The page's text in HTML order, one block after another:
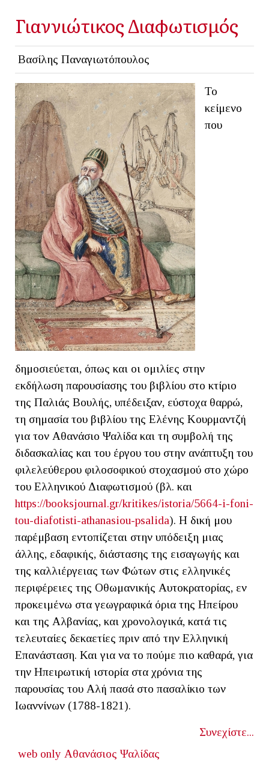
Γιαννιώτικος Διαφωτισμός
Βασίλης Παναγιωτόπουλος
Το
κείμενο
που
δημοσιεύεται, όπως και οι ομιλίες στην
εκδήλωση παρουσίασης του βιβλίου στο κτίριο
της Παλιάς Βουλής, υπέδειξαν, εύστοχα θαρρώ,
τη σημασία του βιβλίου της Ελένης Κουρμαντζή
για τον Αθανάσιο Ψαλίδα και τη συμβολή της
διδασκαλίας και του έργου του στην ανάπτυξη του
φιλελεύθερου φιλοσοφικού στοχασμού στο χώρο
του Ελληνικού Διαφωτισμού (βλ. και
https://booksjournal.gr/kritikes/istoria/5664-i-foni-
tou-diafotisti-athanasiou-psalida). Η δική μου
παρέμβαση εντοπίζεται στην υπόδειξη μιας
άλλης, εδαφικής, διάστασης της εισαγωγής και
της καλλιέργειας των Φώτων στις ελληνικές
περιφέρειες της Οθωμανικής Αυτοκρατορίας, εν
προκειμένω στα γεωγραφικά όρια της Ηπείρου
και της Αλβανίας, και χρονολογικά, κατά τις
τελευταίες δεκαετίες πριν από την Ελληνική
Επανάσταση. Και για να το πούμε πιο καθαρά, για
την Ηπειρωτική ιστορία στα χρόνια της
παρουσίας του Αλή πασά στο πασαλίκιο των
Ιωαννίνων (1788-1821).
Συνεχίστε...
web only Αθανάσιος Ψαλίδας